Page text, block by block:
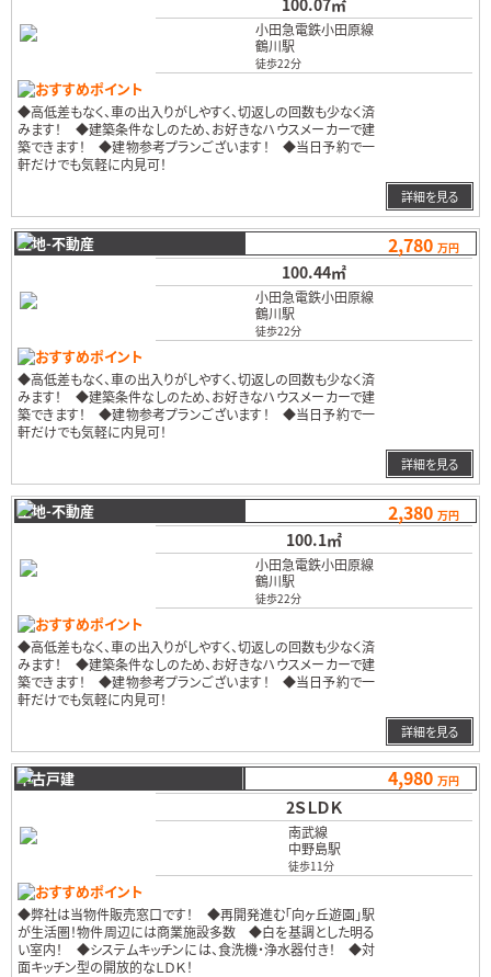
100.07㎡
小田急電鉄小田原線
鶴川駅
徒歩22分
詳細を見る
おすすめポイント
◆高低差もなく、車の出入りがしやすく、切返しの回数も少なく済
みます！ ◆建築条件なしのため、お好きなハウスメーカーで建
築できます！ ◆建物参考プランございます！ ◆当日予約で一
軒だけでも気軽に内見可！
土地-不動産 2,780 万円
100.44㎡
小田急電鉄小田原線
鶴川駅
徒歩22分
詳細を見る
おすすめポイント
◆高低差もなく、車の出入りがしやすく、切返しの回数も少なく済
みます！ ◆建築条件なしのため、お好きなハウスメーカーで建
築できます！ ◆建物参考プランございます！ ◆当日予約で一
軒だけでも気軽に内見可！
土地-不動産 2,380 万円
100.1㎡
小田急電鉄小田原線
鶴川駅
徒歩22分
詳細を見る
おすすめポイント
◆高低差もなく、車の出入りがしやすく、切返しの回数も少なく済
みます！ ◆建築条件なしのため、お好きなハウスメーカーで建
築できます！ ◆建物参考プランございます！ ◆当日予約で一
軒だけでも気軽に内見可！
中古戸建 4,980 万円
2ＳＬＤＫ
南武線
中野島駅
徒歩11分
おすすめポイント
◆弊社は当物件販売窓口です！ ◆再開発進む「向ヶ丘遊園」駅
が生活圏！物件周辺には商業施設多数 ◆白を基調とした明る
い室内！ ◆システムキッチンには、食洗機・浄水器付き！ ◆対
面キッチン型の開放的なＬＤＫ！